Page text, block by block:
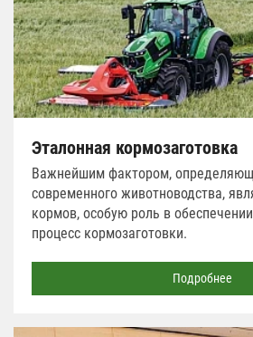
Эталонная кормозаготовка
Важнейшим фактором,
современного животноводства,
кормов, особую роль в
процесс кормозаготовки.
Подробнее